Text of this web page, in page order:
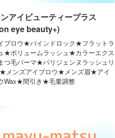
アイビューティープラス
eye beauty+)
ブロウ★バインドロック★フラットラ
★ボリュームラッシュ★カラーエクス
つ毛パーマ★パリジェンヌラッシュリ
メンズアイブロウ★メンズ眉★アイ
Wax★間引き★毛量調整